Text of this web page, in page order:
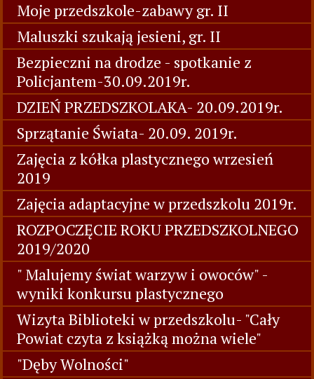
Moje przedszkole-zabawy gr. II
Maluszki szukają jesieni, gr. II
Bezpieczni na drodze - spotkanie z
Policjantem-30.09.2019r.
DZIEŃ PRZEDSZKOLAKA- 20.09.2019r.
Sprzątanie Świata- 20.09. 2019r.
Zajęcia z kółka plastycznego wrzesień
2019
Zajęcia adaptacyjne w przedszkolu 2019r.
ROZPOCZĘCIE ROKU PRZEDSZKOLNEGO
2019/2020
" Malujemy świat warzyw i owoców" -
wyniki konkursu plastycznego
Wizyta Biblioteki w przedszkolu- "Cały
Powiat czyta z książką można wiele"
"Dęby Wolności"